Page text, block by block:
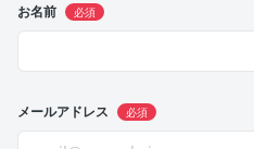
お名前 必須
メールアドレス 必須